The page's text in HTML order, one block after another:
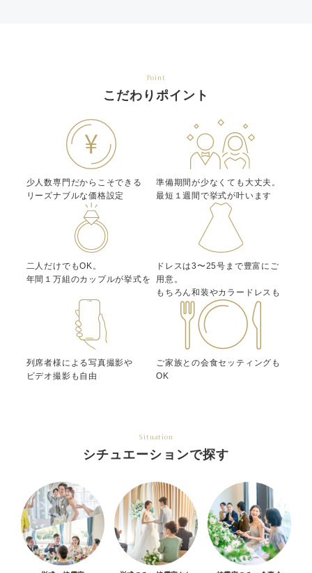
Point
こだわりポイント
少人数専門だからこそできる
リーズナブルな価格設定
準備期間が少なくても大丈夫。
最短１週間で挙式が叶います
二人だけでもOK。
年間１万組のカップルが挙式を
ドレスは3〜25号まで豊富にご
用意。
もちろん和装やカラードレスも
列席者様による写真撮影や
ビデオ撮影も自由
ご家族との会食セッティングも
OK
Situation
シチュエーションで探す